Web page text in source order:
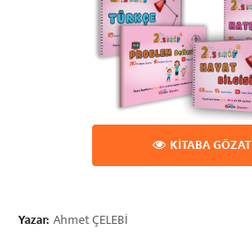
KİTABA GÖZAT
Yazar: Ahmet ÇELEBİ